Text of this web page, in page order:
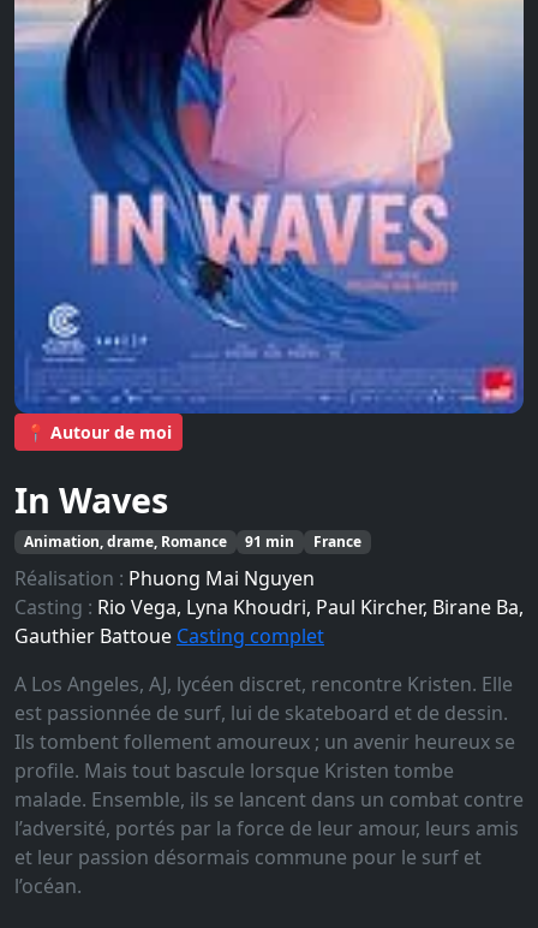
📍 Autour de moi
In Waves
Animation, drame, Romance 91 min France
Réalisation : Phuong Mai Nguyen
Casting : Rio Vega, Lyna Khoudri, Paul Kircher, Birane Ba,
Gauthier Battoue Casting complet
A Los Angeles, AJ, lycéen discret, rencontre Kristen. Elle
est passionnée de surf, lui de skateboard et de dessin.
Ils tombent follement amoureux ; un avenir heureux se
profile. Mais tout bascule lorsque Kristen tombe
malade. Ensemble, ils se lancent dans un combat contre
l’adversité, portés par la force de leur amour, leurs amis
et leur passion désormais commune pour le surf et
l’océan.